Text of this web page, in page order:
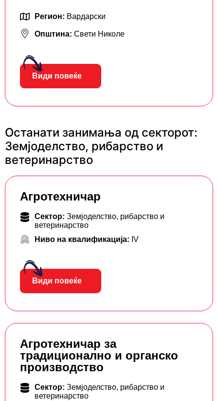
Регион: Вардарски
Општина: Свети Николе
Види повеќе
Останати занимања од секторот:
Земјоделство, рибарство и
ветеринарство
Агротехничар
Сектор: Земјоделство, рибарство и
ветеринарство
Ниво на квалификација: IV
Види повеќе
Агротехничар за
традиционално и органско
производство
Сектор: Земјоделство, рибарство и
ветеринарство